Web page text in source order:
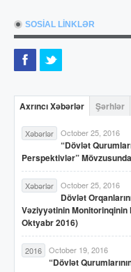
SOSİAL LİNKLƏR
Axrıncı Xəbərlər Şərhlər
Xəbərlər October 25, 2016
“Dövlət
Perspektivlər”
Xəbərlər October 25, 2016
Dövlət
Vəziyyətinin Monitorinqinin
Oktyabr 2016)
2016 October 19, 2016
“Dövlət